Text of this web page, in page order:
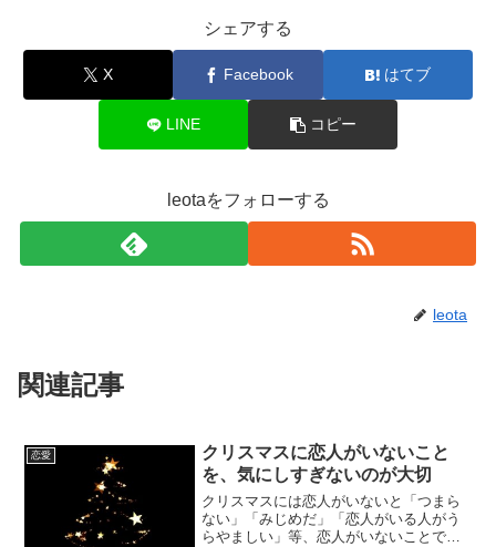
シェアする
X Facebook はてブ
LINE コピー
leotaをフォローする
leota
関連記事
恋愛
クリスマスに恋人がいないこと
を、気にしすぎないのが大切
クリスマスには恋人がいないと「つまら
ない」「みじめだ」「恋人がいる人がう
らやましい」等、恋人がいないことでつ